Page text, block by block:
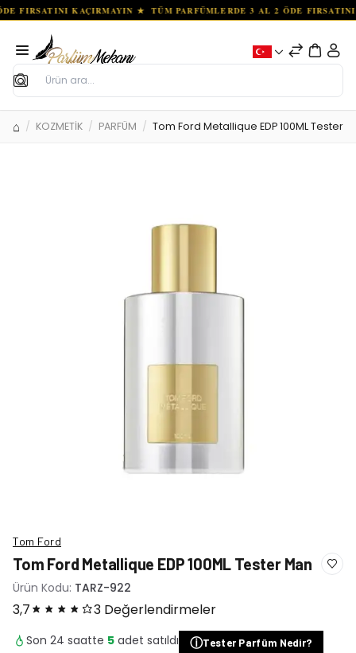
Ara
KOZMETİK PARFÜM Tom Ford Metallique EDP 100ML Tester
Tom Ford
Tom Ford Metallique EDP 100ML Tester Man
Ürün Kodu: TARZ-922
3,7 3 Değerlendirmeler
Son 24 saatte 5 adet satıldı ⓘTester Parfüm Nedir?